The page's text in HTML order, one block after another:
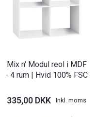
Mix n' Modul reol i MDF
- 4 rum | Hvid 100% FSC
335,00 DKK Inkl. moms